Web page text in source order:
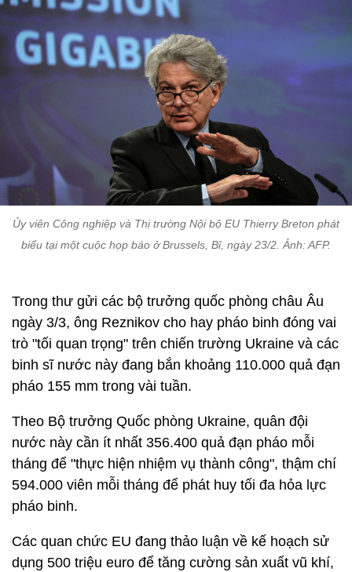
Ủy viên Công nghiệp và Thị trường Nội bộ EU Thierry Breton phát
biểu tại một cuộc họp báo ở Brussels, Bỉ, ngày 23/2. Ảnh: AFP.
Trong thư gửi các bộ trưởng quốc phòng châu Âu
ngày 3/3, ông Reznikov cho hay pháo binh đóng vai
trò "tối quan trọng" trên chiến trường Ukraine và các
binh sĩ nước này đang bắn khoảng 110.000 quả đạn
pháo 155 mm trong vài tuần.
Theo Bộ trưởng Quốc phòng Ukraine, quân đội
nước này cần ít nhất 356.400 quả đạn pháo mỗi
tháng để "thực hiện nhiệm vụ thành công", thậm chí
594.000 viên mỗi tháng để phát huy tối đa hỏa lực
pháo binh.
Các quan chức EU đang thảo luận về kế hoạch sử
dụng 500 triệu euro để tăng cường sản xuất vũ khí,